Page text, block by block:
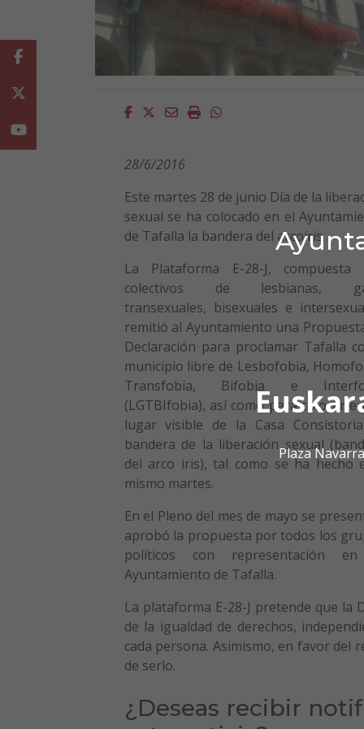
Plaza
Facebook
Twitter
EmailImprimirWhatsapp
28/6/2016
Este martes 28 de junio Día de la
sexual se ha colocado en el
de Tafalla la bandera del arcoíris.
La Plataforma E-28-J,
compuesta
colectivos de lesbianas,
transexuales, bisexuales e
remitió al Ayuntamiento una
Declaración para proclamar Tafalla
municipio libre de Lesbofobia,
Transfobia, Bifobia e
(LGTBIfobia), así como para colocar
lugar visible de la Casa
bandera de la liberación sexual
del arco iris), tal como se ha hecho
mismo martes.
En el Pleno del mes de mayo se
aprobó la propuesta por todos los
políticos con representación
Ayuntamiento de Tafalla.
La plataforma E-28-J pretende que la
de la igualdad de derechos,
cada persona. Asimismo, en favor del
de serlo.
¿Deseas recibir
Facebook
Youtube